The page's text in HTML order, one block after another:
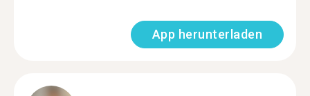
App herunterladen